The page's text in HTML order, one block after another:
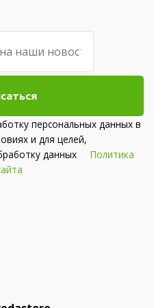
персональных данных в
и для целей,
данных Политика